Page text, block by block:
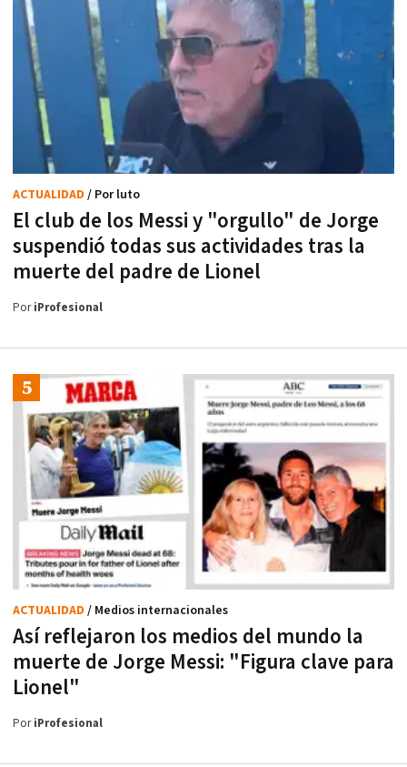
El club de los Messi y "orgullo" de Jorge
suspendió todas sus actividades tras la
muerte del padre de Lionel
ACTUALIDAD / Por luto
PoriProfesional
Así reflejaron los medios del mundo la
muerte de Jorge Messi: "Figura clave para
Lionel"
ACTUALIDAD / Medios internacionales
PoriProfesional